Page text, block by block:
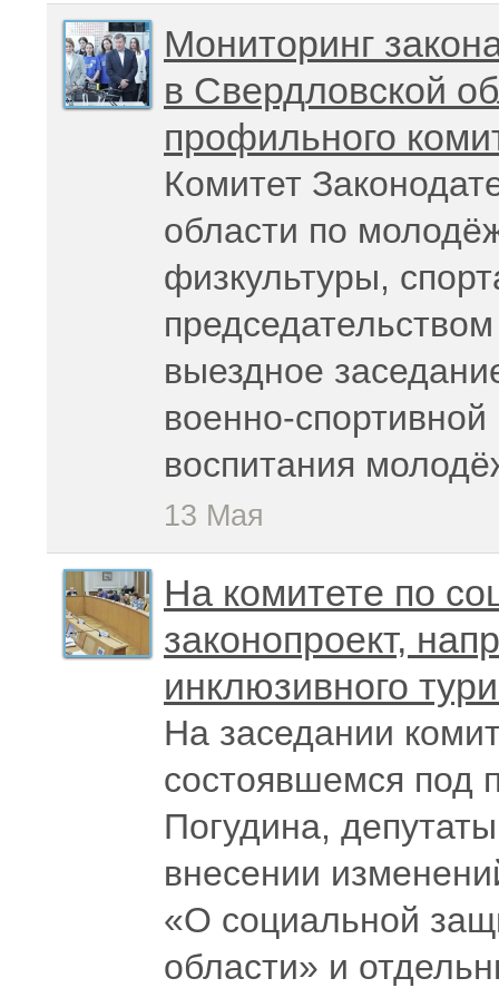
Мониторинг
в Свердловской
профильного
Комитет
области по
физкультуры,
выездное
военно-спортивной
воспитания
13 Мая
На комитете по
законопроект,
инклюзивного
На заседании
состоявшемся под
Погудина,
внесении
«О социальной
области» и